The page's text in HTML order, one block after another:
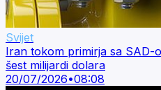
Svijet
Iran tokom primirja sa SAD-
šest milijardi dolara
20/07/2026•08:08